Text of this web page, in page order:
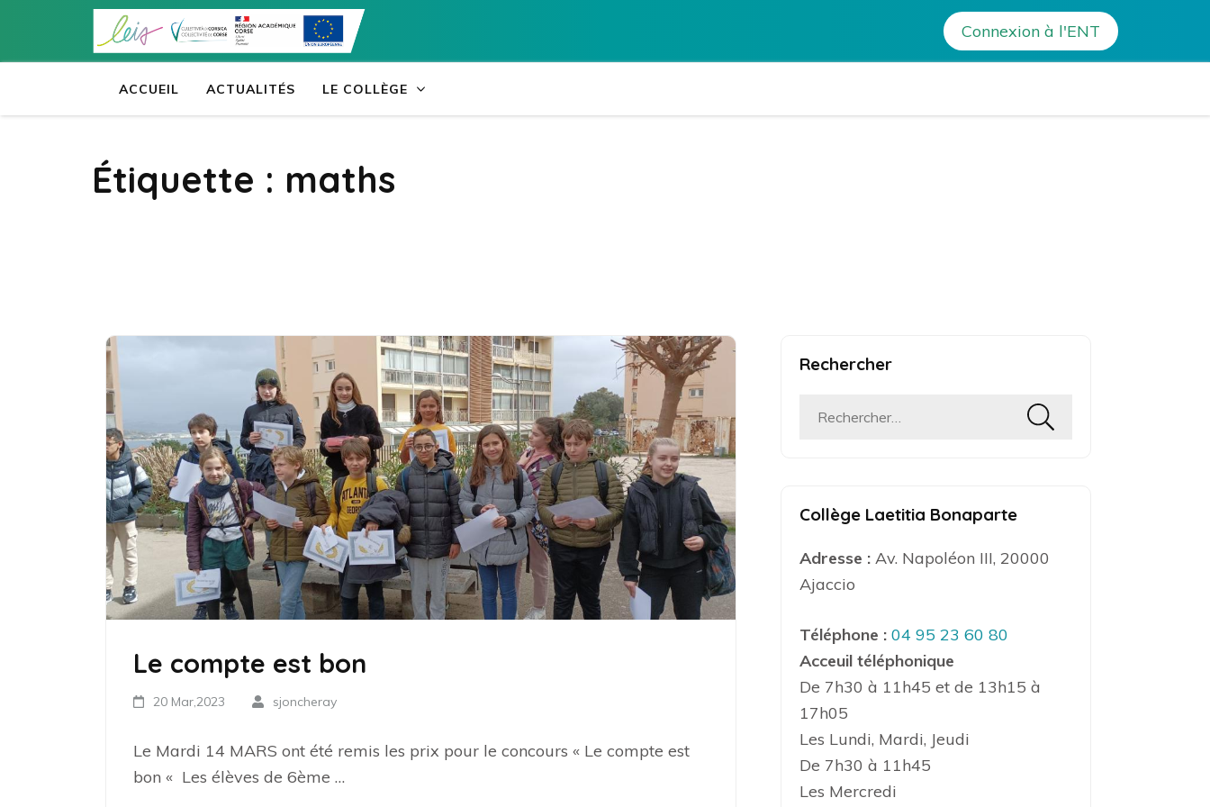
contenu
Entrée)
Collège Laetitia Bonaparte – AjaccioConnexion à l'ENT
ACCUEIL ACTUALITÉS LE COLLÈGE
Étiquette : maths
Le compte est bon
20 Mar,2023 sjoncheray
Le Mardi 14 MARS ont été remis les prix pour le concours « Le compte est
bon « Les élèves de 6ème …
Rechercher
Rechercher :
Collège Laetitia Bonaparte
Adresse : Av. Napoléon III, 20000
Ajaccio
Téléphone : 04 95 23 60 80
Acceuil téléphonique
De 7h30 à 11h45 et de 13h15 à
17h05
Les Lundi, Mardi, Jeudi
De 7h30 à 11h45
Les Mercredi